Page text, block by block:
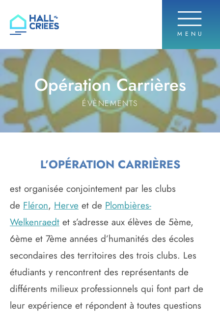
OUVRIR
MENU
Hall de criées
Opération Carrières
ÉVÈNEMENTS
L’OPÉRATION CARRIÈRES
est organisée conjointement par les clubs
de Fléron, Herve et de Plombières-
Welkenraedt et s’adresse aux élèves de 5ème,
6ème et 7ème années d’humanités des écoles
secondaires des territoires des trois clubs. Les
étudiants y rencontrent des représentants de
différents milieux professionnels qui font part de
leur expérience et répondent à toutes questions